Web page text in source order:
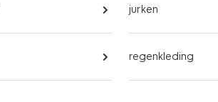
jurken
regenkleding